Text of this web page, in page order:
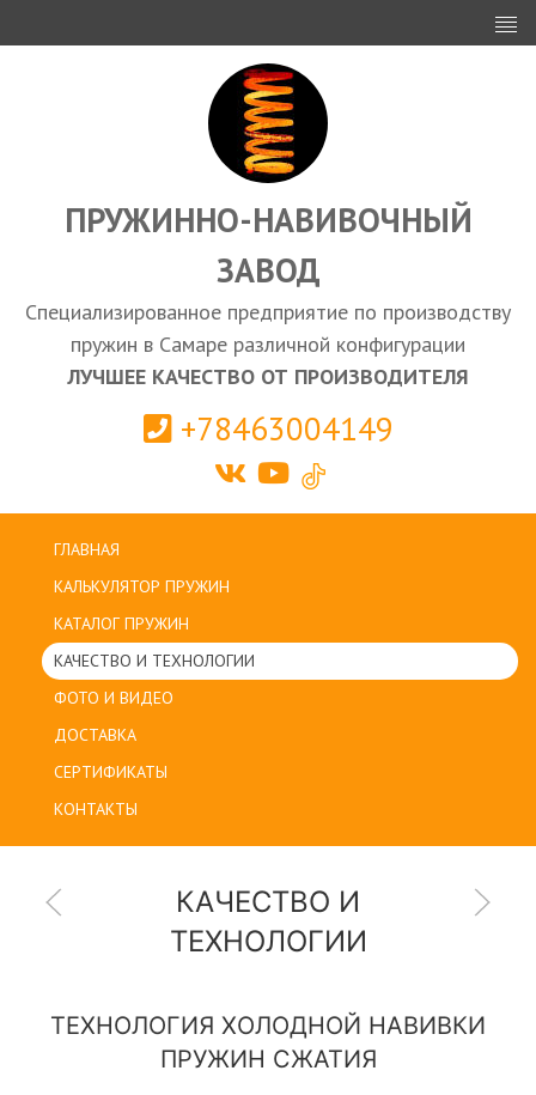
ИНВЕСТОРАМ
ПРОЕКТИРОВАНИЕ
ЭКСПОРТ
ЗАКУПКИ
КАЛЬКУЛЯТОР ПРУЖИН
Самара
ПРУЖИННО-НАВИВОЧНЫЙ
ЗАВОД
Специализированное предприятие по производству
пружин в Самаре различной конфигурации
ЛУЧШЕЕ КАЧЕСТВО ОТ ПРОИЗВОДИТЕЛЯ
+78463004149
ГЛАВНАЯ
КАЛЬКУЛЯТОР ПРУЖИН
КАТАЛОГ ПРУЖИН
КАЧЕСТВО И ТЕХНОЛОГИИ
ФОТО И ВИДЕО
ДОСТАВКА
СЕРТИФИКАТЫ
КОНТАКТЫ
КАЧЕСТВО И
ТЕХНОЛОГИИ
ТЕХНОЛОГИЯ ХОЛОДНОЙ НАВИВКИ
ПРУЖИН СЖАТИЯ